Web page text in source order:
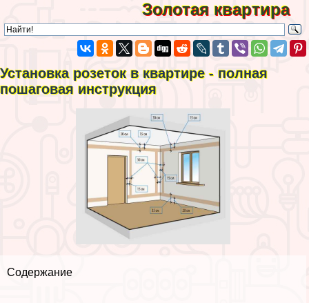
Золотая квартира
Установка розеток в квартире - полная
пошаговая инструкция
Содержание